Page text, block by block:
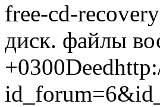
free-cd-
диск. файлы
+0300Deed